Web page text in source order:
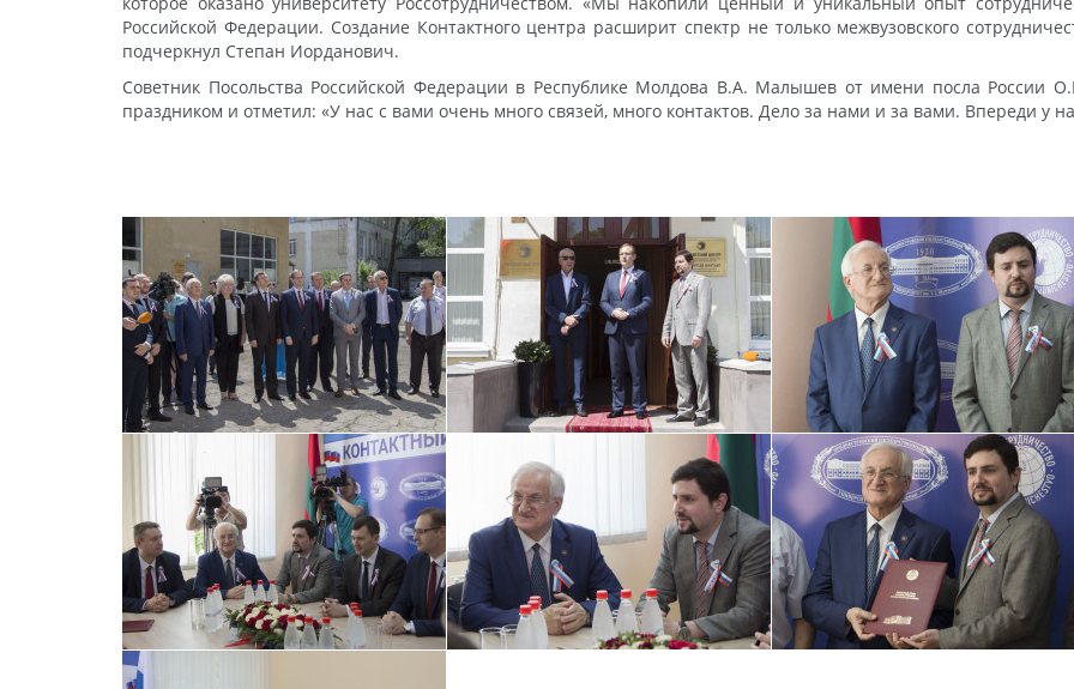
Российской Федерации. Создание Контактного центра расширит спектр не только межвузовского
подчеркнул Степан Иорданович.
Советник Посольства Российской Федерации в Республике Молдова В.А. Малышев от имени посла России
праздником и отметил: «У нас с вами очень много связей, много контактов. Дело за нами и за вами. Впереди у